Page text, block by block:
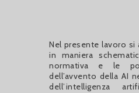
Nel presente lavoro si
in maniera
normativa e le
dell’avvento della AI
dell’intelligenza